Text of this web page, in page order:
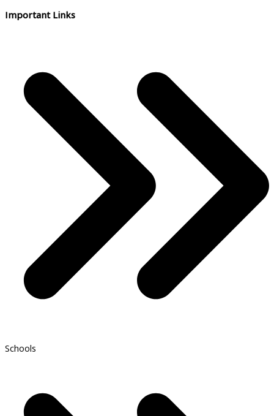
Important Links
Schools